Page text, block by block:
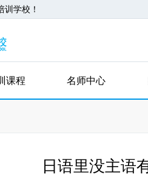
学校！
课程 名师中心
日语里没主语